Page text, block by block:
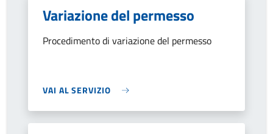
Variazione del permesso
Procedimento di variazione del permesso
VAI AL SERVIZIO